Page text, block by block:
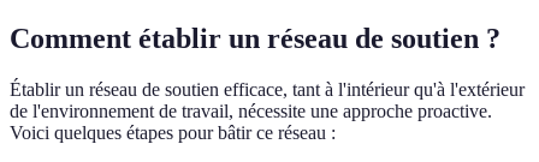
Comment établir un réseau de soutien ?
Établir un réseau de soutien efficace, tant à l'intérieur qu'à l'extérieur
de l'environnement de travail, nécessite une approche proactive.
Voici quelques étapes pour bâtir ce réseau :